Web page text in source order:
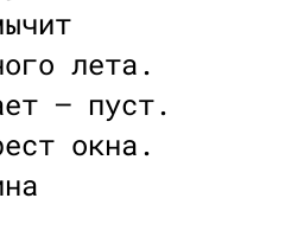
лета.
— пуст.
окна.